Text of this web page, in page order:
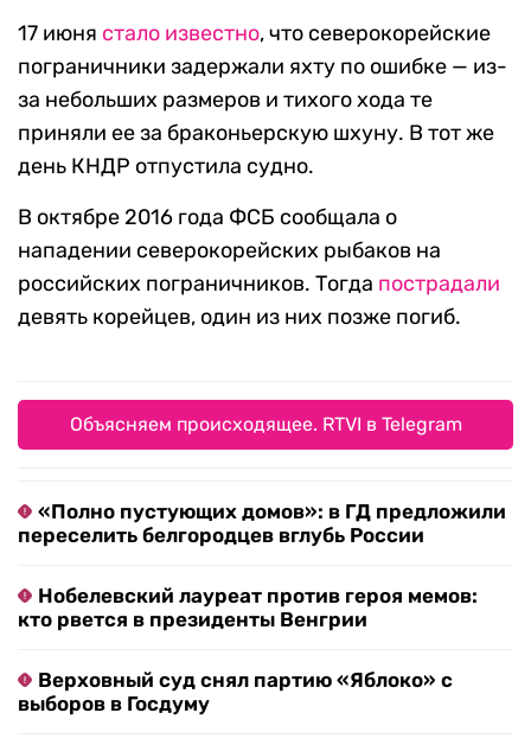
17 июня стало известно, что северокорейские
пограничники задержали яхту по ошибке — из-
за небольших размеров и тихого хода те
приняли ее за браконьерскую шхуну. В тот же
день КНДР отпустила судно.
В октябре 2016 года ФСБ сообщала о
нападении северокорейских рыбаков на
российских пограничников. Тогда пострадали
девять корейцев, один из них позже погиб.
Объясняем происходящее. RTVI в Telegram
«Полно пустующих домов»: в ГД предложили
переселить белгородцев вглубь России
Нобелевский лауреат против героя мемов:
кто рвется в президенты Венгрии
Верховный суд снял партию «Яблоко» с
выборов в Госдуму